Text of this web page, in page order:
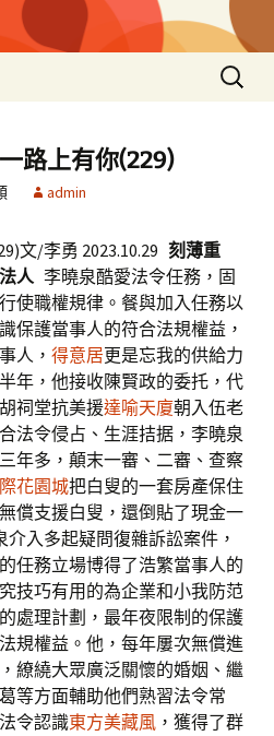
搜
尋
路上有你(229)
admin
文/李勇 2023.10.29 刻薄重
人李曉泉酷愛法令任務，固
使職權規律。餐與加入任務以
保護當事人的符合法規權益，
人， 得意居更是忘我的供給力
年，他接收陳賢政的委托，代
祠堂抗美援達喻天廈朝入伍老
法令侵占、生涯拮据，李曉泉
年多，顛末一審、二審、查察
花園城把白叟的一套房產保住
償支援白叟，還倒貼了現金一
介入多起疑問復雜訴訟案件，
任務立場博得了浩繁當事人的
技巧有用的為企業和小我防范
處理計劃，最年夜限制的保護
法規權益。他，每年屢次無償進
繚繞大眾廣泛關懷的婚姻、繼
等方面輔助他們熟習法令常
令認識東方美藏風 ，獲得了群